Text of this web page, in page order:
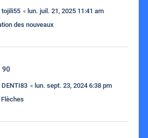
tojili55 « lun. juil. 21, 2025 11:41 am
des nouveaux
90
DENTI83 « lun. sept. 23, 2024 6:38 pm